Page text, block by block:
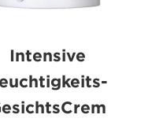
Intensive